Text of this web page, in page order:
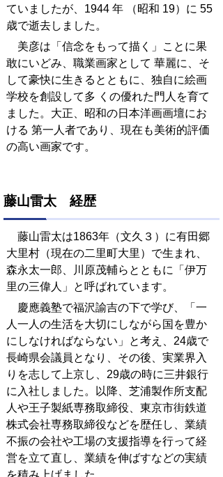
ていましたが、1944 年 （昭和 19）に 55
歳で逝去しました。
美彦は「信念をもって描く」ことに果
敢にいどみ、職業画家として 華麗に、そ
して豪快に生きるとともに、独自に絵画
学校を創設して多 くの優れた門人を育て
ました。大正、昭和の日本洋画画壇にお
ける 第一人者であり、現在も美術的評価
の高い画家です。
藤山雷太 経歴
藤山雷太は1863年（文久３）に有田郷
大里村（現在の二里町大里）で生まれ、
森永太一郎、川原茂輔らとともに「伊万
里の三偉人」と呼ばれています。
慶應義塾で福沢諭吉の下で学び、「一
人一人の生活を大切にしながら国を豊か
にしなければならない」と考え、24歳で
長崎県会議員となり、その後、実業界入
りを志して上京し、29歳の時に三井銀行
に入社しました。以降、芝浦製作所支配
人や王子製紙専務取締役、東京市街鉄道
株式会社専務取締役などを歴任し、業績
不振の会社や工場の支援指導を行って経
営を立て直し、業績を伸ばすなどの実績
を積み上げました。